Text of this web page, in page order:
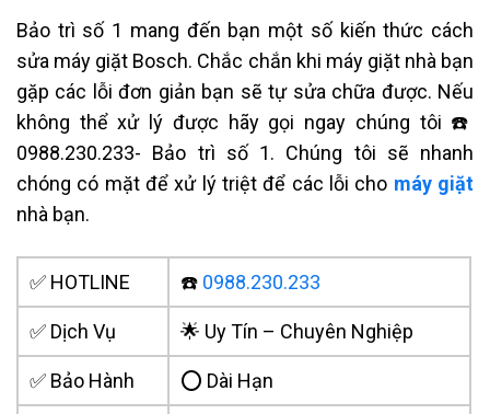
Bảo trì số 1 mang đến bạn một số kiến thức cách
sửa máy giặt Bosch. Chắc chắn khi máy giặt nhà bạn
gặp các lỗi đơn giản bạn sẽ tự sửa chữa được. Nếu
không thể xử lý được hãy gọi ngay chúng tôi ☎️
0988.230.233- Bảo trì số 1. Chúng tôi sẽ nhanh
chóng có mặt để xử lý triệt để các lỗi cho máy giặt
nhà bạn.
✅ HOTLINE ☎️ 0988.230.233
✅ Dịch Vụ 🌟 Uy Tín – Chuyên Nghiệp
✅ Bảo Hành ⭕ Dài Hạn